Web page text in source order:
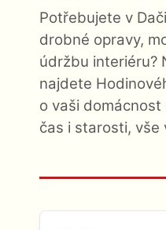
Potřebujete v
drobné opravy,
údržbu interiéru?
najdete
o vaši
čas i starosti, vše